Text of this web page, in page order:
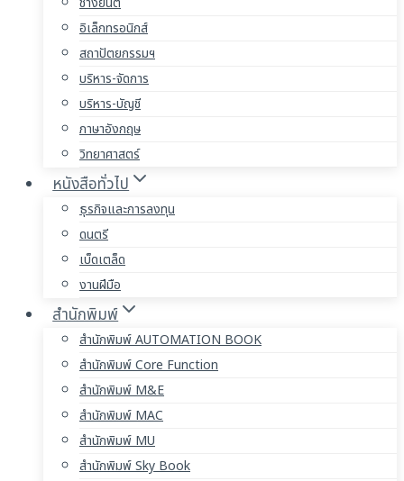
อิเล็กทรอนิกส์
สถาปัตยกรรมฯ
บริหาร-จัดการ
บริหาร-บัญชี
ภาษาอังกฤษ
วิทยาศาสตร์
หนังสือทั่วไป
ธุรกิจและการลงทุน
ดนตรี
เบ็ดเตล็ด
งานฝีมือ
สำนักพิมพ์
สำนักพิมพ์ AUTOMATION BOOK
สำนักพิมพ์ Core Function
สำนักพิมพ์ M&E
สำนักพิมพ์ MAC
สำนักพิมพ์ MU
สำนักพิมพ์ Sky Book